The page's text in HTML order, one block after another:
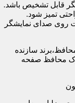
قابل تشخیص باشد.
تمیز شود.
روی صدای نمایشگر
سازنده
محافظ صفحه